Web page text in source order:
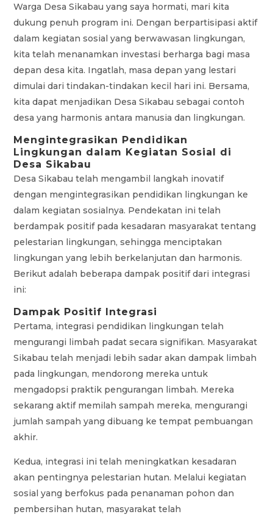
Warga Desa Sikabau yang saya hormati, mari kita
dukung penuh program ini. Dengan berpartisipasi aktif
dalam kegiatan sosial yang berwawasan lingkungan,
kita telah menanamkan investasi berharga bagi masa
depan desa kita. Ingatlah, masa depan yang lestari
dimulai dari tindakan-tindakan kecil hari ini. Bersama,
kita dapat menjadikan Desa Sikabau sebagai contoh
desa yang harmonis antara manusia dan lingkungan.
Mengintegrasikan Pendidikan
Lingkungan dalam Kegiatan Sosial di
Desa Sikabau
Desa Sikabau telah mengambil langkah inovatif
dengan mengintegrasikan pendidikan lingkungan ke
dalam kegiatan sosialnya. Pendekatan ini telah
berdampak positif pada kesadaran masyarakat tentang
pelestarian lingkungan, sehingga menciptakan
lingkungan yang lebih berkelanjutan dan harmonis.
Berikut adalah beberapa dampak positif dari integrasi
ini:
Dampak Positif Integrasi
Pertama, integrasi pendidikan lingkungan telah
mengurangi limbah padat secara signifikan. Masyarakat
Sikabau telah menjadi lebih sadar akan dampak limbah
pada lingkungan, mendorong mereka untuk
mengadopsi praktik pengurangan limbah. Mereka
sekarang aktif memilah sampah mereka, mengurangi
jumlah sampah yang dibuang ke tempat pembuangan
akhir.
Kedua, integrasi ini telah meningkatkan kesadaran
akan pentingnya pelestarian hutan. Melalui kegiatan
sosial yang berfokus pada penanaman pohon dan
pembersihan hutan, masyarakat telah